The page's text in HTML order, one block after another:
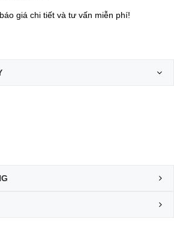
giá chi tiết và tư vấn miễn phí!